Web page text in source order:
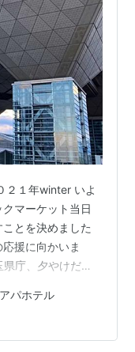
２１年winter いよ
マーケット当日
とを決めました
援に向かいま
庁、夕やけだん
タリウム、帝国ホ
ーケット参加と
宇都宮駅から東
アパホテル